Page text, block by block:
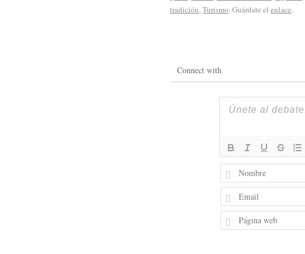
tradición,Turismo. Guárdate el enlace.
Connect with